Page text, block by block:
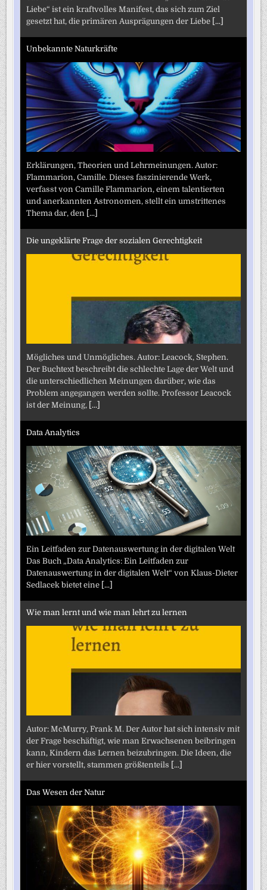
Liebe“ ist ein kraftvolles Manifest, das sich zum Ziel
gesetzt hat, die primären Ausprägungen der Liebe [...]
Unbekannte Naturkräfte
Erklärungen, Theorien und Lehrmeinungen. Autor:
Flammarion, Camille. Dieses faszinierende Werk,
verfasst von Camille Flammarion, einem talentierten
und anerkannten Astronomen, stellt ein umstrittenes
Thema dar, den [...]
Die ungeklärte Frage der sozialen Gerechtigkeit
Mögliches und Unmögliches. Autor: Leacock, Stephen.
Der Buchtext beschreibt die schlechte Lage der Welt und
die unterschiedlichen Meinungen darüber, wie das
Problem angegangen werden sollte. Professor Leacock
ist der Meinung, [...]
Data Analytics
Ein Leitfaden zur Datenauswertung in der digitalen Welt
Das Buch „Data Analytics: Ein Leitfaden zur
Datenauswertung in der digitalen Welt“ von Klaus-Dieter
Sedlacek bietet eine [...]
Wie man lernt und wie man lehrt zu lernen
Autor: McMurry, Frank M. Der Autor hat sich intensiv mit
der Frage beschäftigt, wie man Erwachsenen beibringen
kann, Kindern das Lernen beizubringen. Die Ideen, die
er hier vorstellt, stammen größtenteils [...]
Das Wesen der Natur